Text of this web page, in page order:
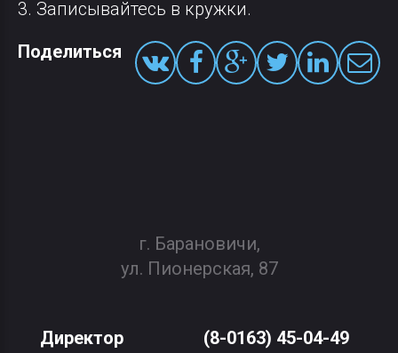
3. Записывайтесь в кружки.
Поделиться
г. Барановичи,
ул. Пионерская, 87
Директор (8-0163) 45-04-49